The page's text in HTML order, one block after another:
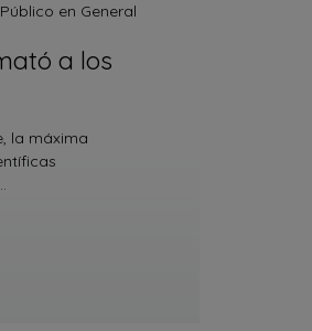
Público en General
a los
la máxima